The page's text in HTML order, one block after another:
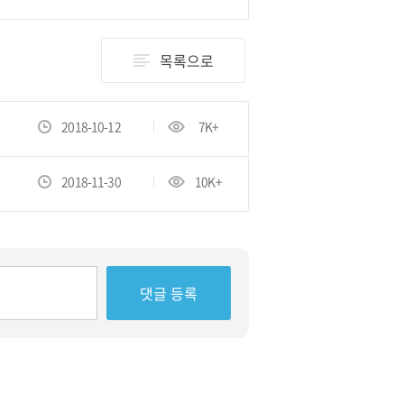
목록으로
2018-10-12 7K+
2018-11-30 10K+
댓글 등록